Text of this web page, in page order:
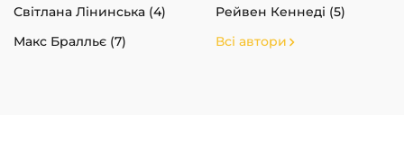
Світлана Лінинська (4)
Рейвен Кеннеді (5)
Макс Бралльє (7)
Всі автори